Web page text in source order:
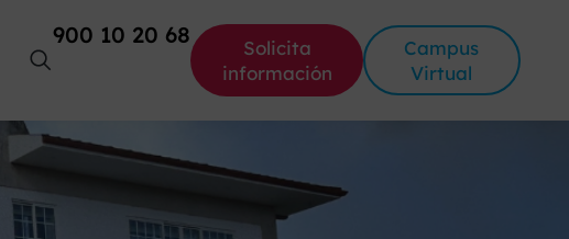
900 10 20 68
Solicita
información
Campus
Virtual